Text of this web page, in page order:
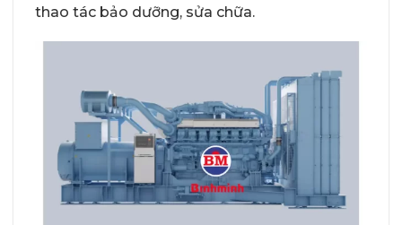
thao tác bảo dưỡng, sửa chữa.